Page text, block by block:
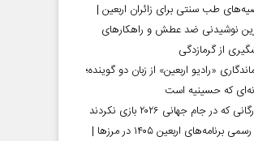
طب سنتی برای زائران اربعین |
نوشیدنی ضد عطش و راهکارهای
از گرمازدگی
«رادیو اربعین» از زبان دو گوینده؛
که حسینیه است
که در جام جهانی ۲۰۲۶ بازی نکردند
آغاز رسمی برنامه‌های اربعین ۱۴۰۵ در مرز‌ها |